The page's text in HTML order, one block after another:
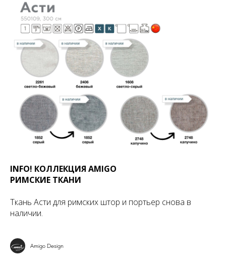
INFO! КОЛЛЕКЦИЯ AMIGO
РИМСКИЕ ТКАНИ
Ткань Асти для римских штор и портьер снова в
наличии.
Amigo Design